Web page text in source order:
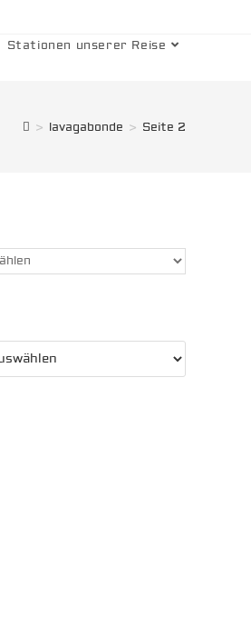
Stationen unserer Reise
> lavagabonde > Seite 2